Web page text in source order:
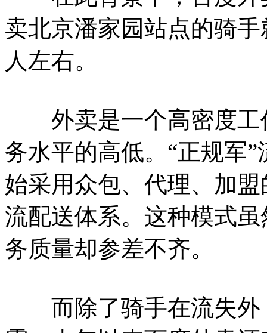
卖北京潘家园站点的骑
人左右。
外卖是一个高密度工
务水平的高低。“正规军
始采用众包、代理、加
流配送体系。这种模式
务质量却参差不齐。
而除了骑手在流失外